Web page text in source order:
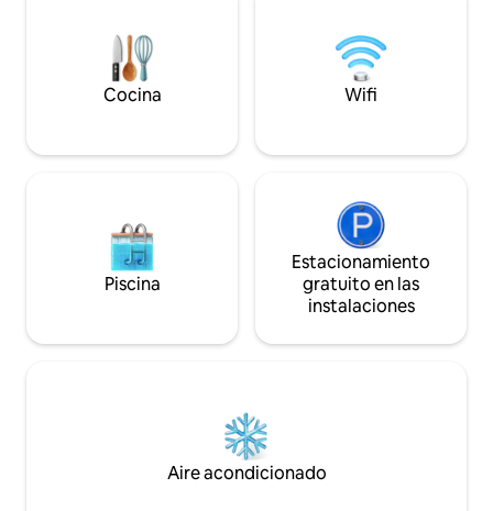
combina
con la naturaleza
y restaurantes
Cocina Wifi
Piscina
Estacionamiento
gratuito en las
instalaciones
Aire acondicionado